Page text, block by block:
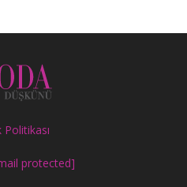
Politikası
protected]